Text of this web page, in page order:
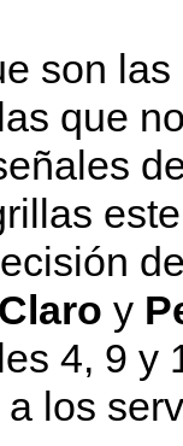
son
que
Claro y
4, 9 y
los